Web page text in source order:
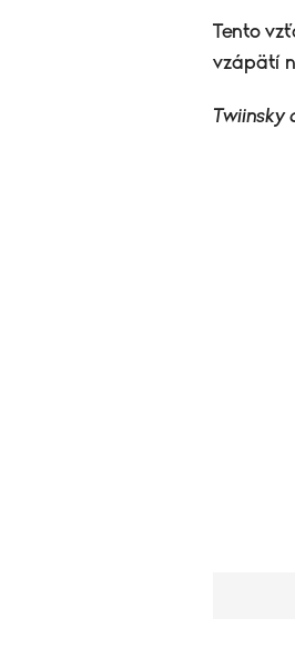
Tento
vzápätí
Twiinsky